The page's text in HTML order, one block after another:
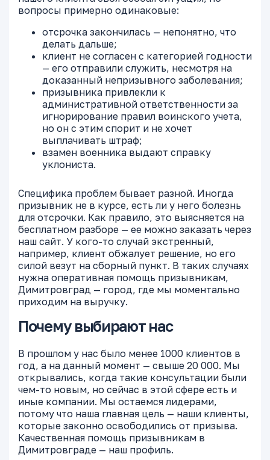
вопросы примерно одинаковые:
отсрочка закончилась — непонятно, что
делать дальше;
клиент не согласен с категорией годности
— его отправили служить, несмотря на
доказанный непризывного заболевания;
призывника привлекли к
административной ответственности за
игнорирование правил воинского учета,
но он с этим спорит и не хочет
выплачивать штраф;
взамен военника выдают справку
уклониста.
Специфика проблем бывает разной. Иногда
призывник не в курсе, есть ли у него болезнь
для отсрочки. Как правило, это выясняется на
бесплатном разборе — ее можно заказать через
наш сайт. У кого-то случай экстренный,
например, клиент обжалует решение, но его
силой везут на сборный пункт. В таких случаях
нужна оперативная помощь призывникам,
Димитровград — город, где мы моментально
приходим на выручку.
Почему выбирают нас
В прошлом у нас было менее 1000 клиентов в
год, а на данный момент — свыше 20 000. Мы
открывались, когда такие консультации были
чем-то новым, но сейчас в этой сфере есть и
иные компании. Мы остаемся лидерами,
потому что наша главная цель — наши клиенты,
которые законно освободились от призыва.
Качественная помощь призывникам в
Димитровграде — наш профиль.